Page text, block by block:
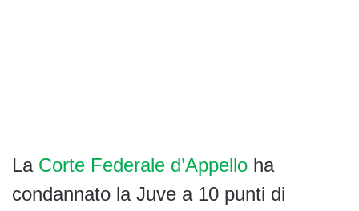
La Corte Federale d’Appello ha
condannato la Juve a 10 punti di